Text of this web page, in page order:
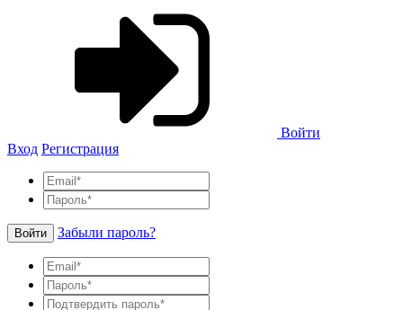
Войти
Вход Регистрация
Войти Забыли пароль?